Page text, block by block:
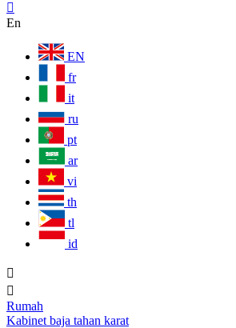

En
EN
fr
it
ru
pt
ar
vi
th
tl
id


Rumah
Kabinet baja tahan karat